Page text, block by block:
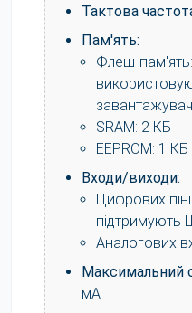
Тактова
Пам'ять:
Флеш-
SRAM: 2 КБ
EEPROM: 1 КБ
Входи/виходи:
Цифрових
підтримують
Аналогових
Максимальний
мА